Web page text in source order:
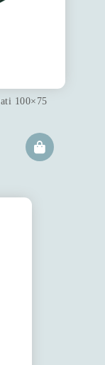
100×75